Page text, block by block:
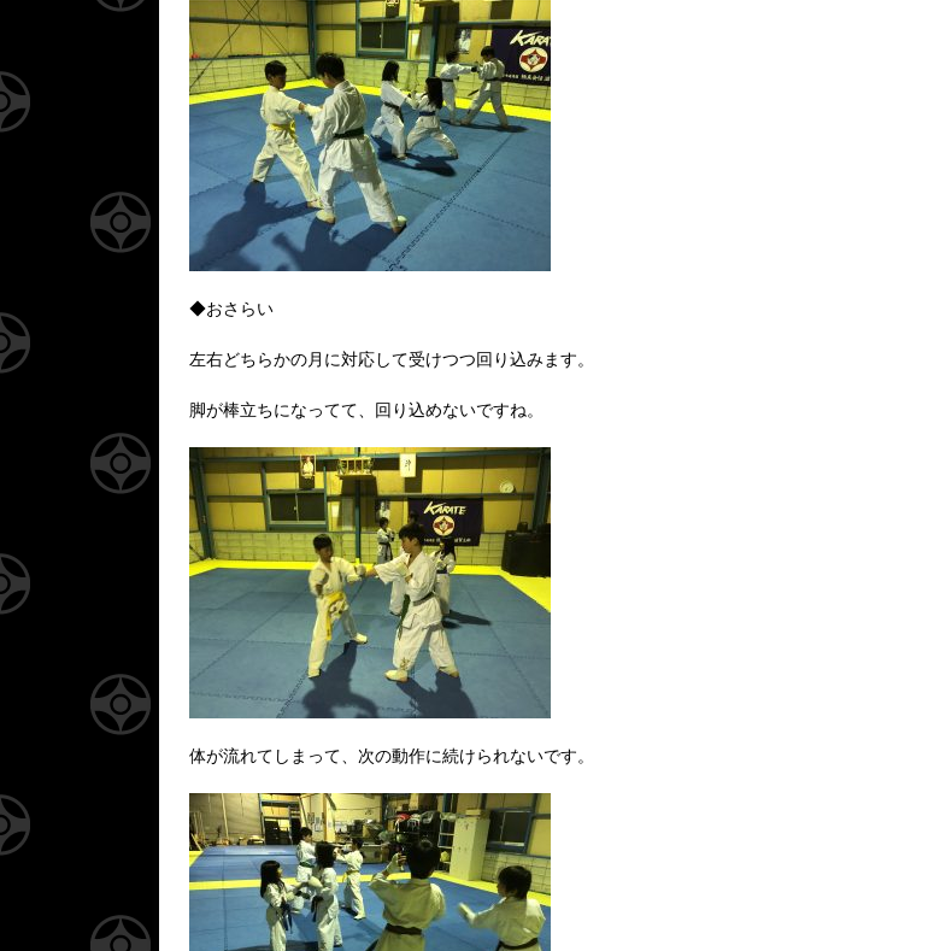
◆おさらい
左右どちらかの月に対応して受けつつ回り込みます。
脚が棒立ちになってて、回り込めないですね。
体が流れてしまって、次の動作に続けられないです。